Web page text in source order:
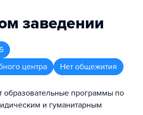
заведении
центра
Нет общежития
образовательные программы по
и гуманитарным